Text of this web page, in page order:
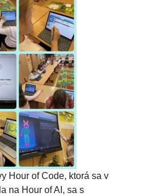
Hour of Code, ktorá sa v
na Hour of AI, sa s